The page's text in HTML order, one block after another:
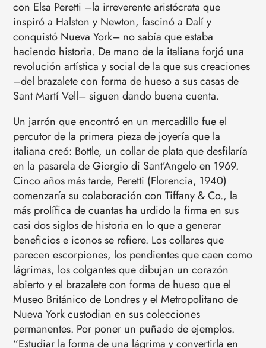
con Elsa Peretti –la irreverente aristócrata que
inspiró a Halston y Newton, fascinó a Dalí y
conquistó Nueva York– no sabía que estaba
haciendo historia. De mano de la italiana forjó una
revolución artística y social de la que sus creaciones
–del brazalete con forma de hueso a sus casas de
Sant Martí Vell– siguen dando buena cuenta.
Un jarrón que encontró en un mercadillo fue el
percutor de la primera pieza de joyería que la
italiana creó: Bottle, un collar de plata que desfilaría
en la pasarela de Giorgio di Sant’Angelo en 1969.
Cinco años más tarde, Peretti (Florencia, 1940)
comenzaría su colaboración con Tiffany & Co., la
más prolífica de cuantas ha urdido la firma en sus
casi dos siglos de historia en lo que a generar
beneficios e iconos se refiere. Los collares que
parecen escorpiones, los pendientes que caen como
lágrimas, los colgantes que dibujan un corazón
abierto y el brazalete con forma de hueso que el
Museo Británico de Londres y el Metropolitano de
Nueva York custodian en sus colecciones
permanentes. Por poner un puñado de ejemplos.
“Estudiar la forma de una lágrima y convertirla en